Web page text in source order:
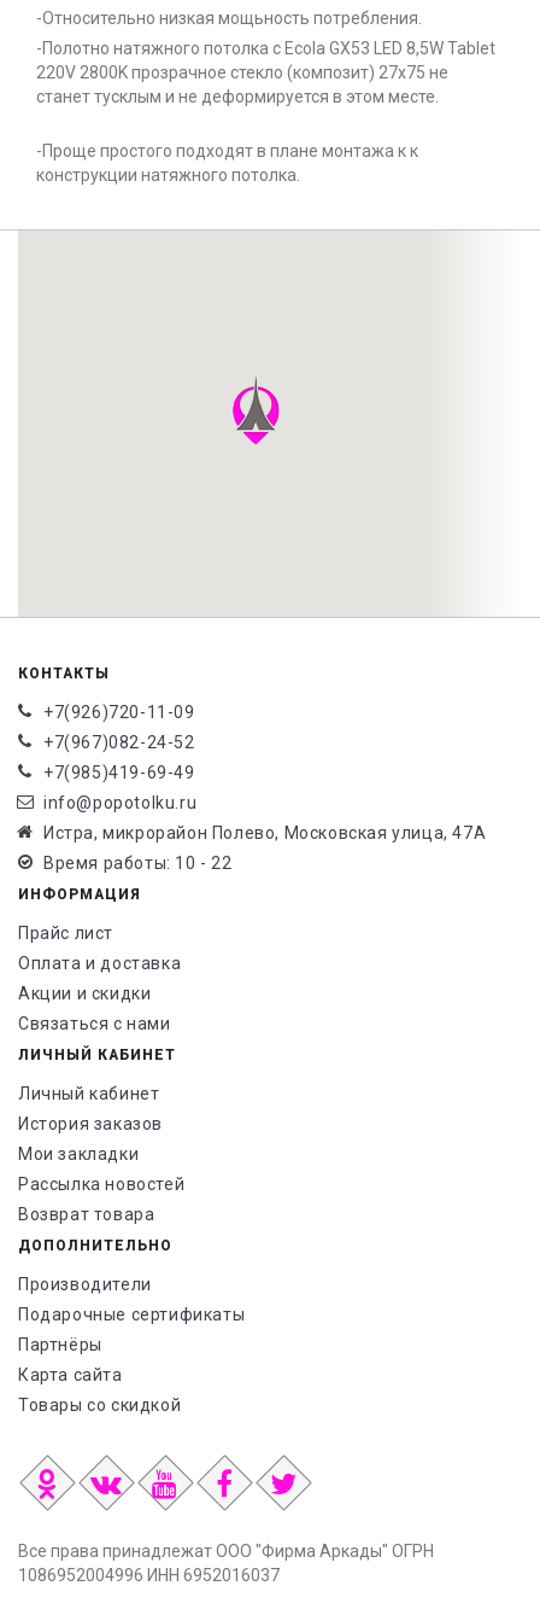
-Относительно низкая мощьность потребления.
-Полотно натяжного потолка с Ecola GX53 LED 8,5W Tablet
220V 2800K прозрачное стекло (композит) 27x75 не
станет тусклым и не деформируется в этом месте.
-Проще простого подходят в плане монтажа к к
конструкции натяжного потолка.
КОНТАКТЫ
+7(926)720-11-09
+7(967)082-24-52
+7(985)419-69-49
info@popotolku.ru
Истра, микрорайон Полево, Московская улица, 47А
Время работы: 10 - 22
ИНФОРМАЦИЯ
Прайс лист
Оплата и доставка
Акции и скидки
Связаться с нами
ЛИЧНЫЙ КАБИНЕТ
Личный кабинет
История заказов
Мои закладки
Рассылка новостей
Возврат товара
ДОПОЛНИТЕЛЬНО
Производители
Подарочные сертификаты
Партнёры
Карта сайта
Товары со скидкой
Все права принадлежат ООО "Фирма Аркады" ОГРН
1086952004996 ИНН 6952016037